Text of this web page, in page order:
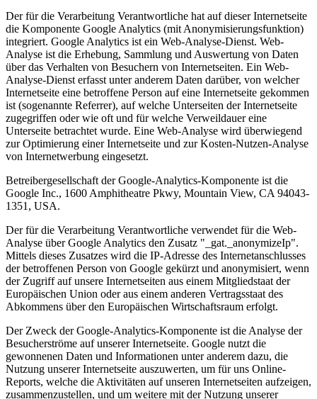
Der für die Verarbeitung Verantwortliche hat auf dieser Internetseite
die Komponente Google Analytics (mit Anonymisierungsfunktion)
integriert. Google Analytics ist ein Web-Analyse-Dienst. Web-
Analyse ist die Erhebung, Sammlung und Auswertung von Daten
über das Verhalten von Besuchern von Internetseiten. Ein Web-
Analyse-Dienst erfasst unter anderem Daten darüber, von welcher
Internetseite eine betroffene Person auf eine Internetseite gekommen
ist (sogenannte Referrer), auf welche Unterseiten der Internetseite
zugegriffen oder wie oft und für welche Verweildauer eine
Unterseite betrachtet wurde. Eine Web-Analyse wird überwiegend
zur Optimierung einer Internetseite und zur Kosten-Nutzen-Analyse
von Internetwerbung eingesetzt.
Betreibergesellschaft der Google-Analytics-Komponente ist die
Google Inc., 1600 Amphitheatre Pkwy, Mountain View, CA 94043-
1351, USA.
Der für die Verarbeitung Verantwortliche verwendet für die Web-
Analyse über Google Analytics den Zusatz "_gat._anonymizeIp".
Mittels dieses Zusatzes wird die IP-Adresse des Internetanschlusses
der betroffenen Person von Google gekürzt und anonymisiert, wenn
der Zugriff auf unsere Internetseiten aus einem Mitgliedstaat der
Europäischen Union oder aus einem anderen Vertragsstaat des
Abkommens über den Europäischen Wirtschaftsraum erfolgt.
Der Zweck der Google-Analytics-Komponente ist die Analyse der
Besucherströme auf unserer Internetseite. Google nutzt die
gewonnenen Daten und Informationen unter anderem dazu, die
Nutzung unserer Internetseite auszuwerten, um für uns Online-
Reports, welche die Aktivitäten auf unseren Internetseiten aufzeigen,
zusammenzustellen, und um weitere mit der Nutzung unserer